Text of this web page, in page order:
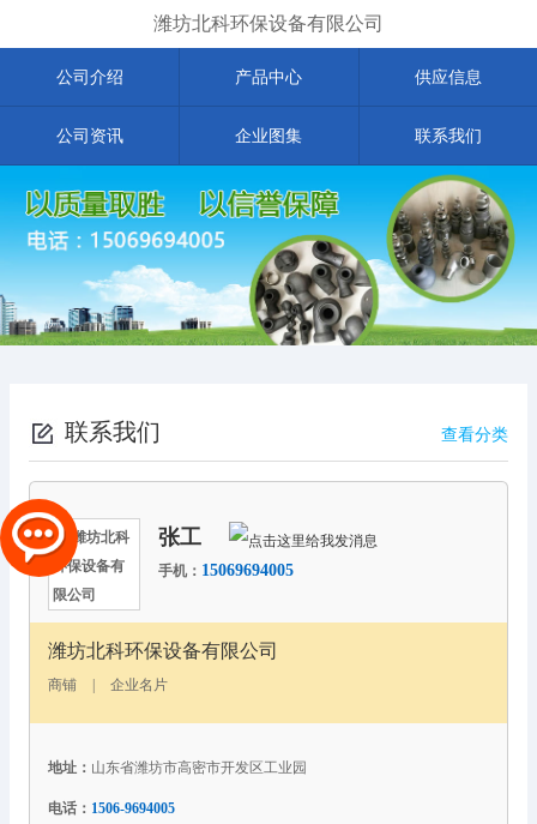
潍坊北科环保设备有限公司
公司介绍 产品中心 供应信息
公司资讯 企业图集 联系我们
联系我们 查看分类
张工
手机： 15069694005
潍坊北科环保设备有限公司
商铺 企业名片
地址： 山东省潍坊市高密市开发区工业园
电话： 1506-9694005